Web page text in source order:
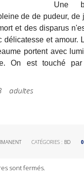
Une
de de pudeur, de
et des disparus
délicatesse et amour.
portent avec
On est touché
adultes
CATÉGORIES : BD 0
sont fermés.